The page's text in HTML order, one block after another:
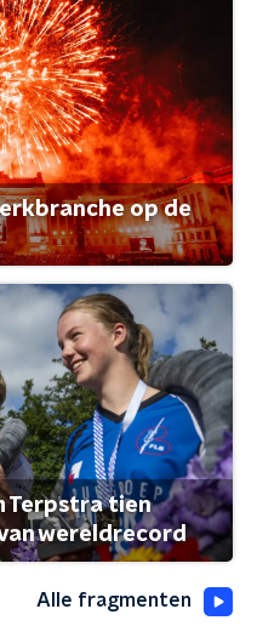
op de
Terpstra tien
wereldrecord
Alle fragmenten